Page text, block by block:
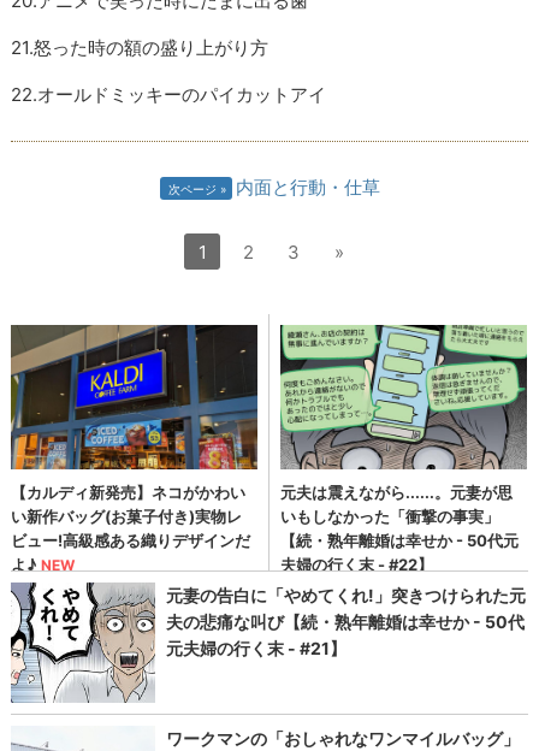
21.怒った時の額の盛り上がり方
22.オールドミッキーのパイカットアイ
次ページ 内面と行動・仕草
1 2 3 »